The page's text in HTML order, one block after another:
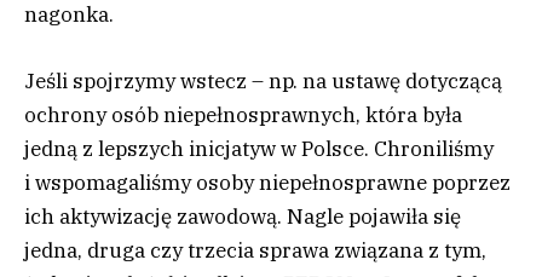
nagonka.
Jeśli spojrzymy wstecz – np. na ustawę dotyczącą
ochrony osób niepełnosprawnych, która była
jedną z lepszych inicjatyw w Polsce. Chroniliśmy
i wspomagaliśmy osoby niepełnosprawne poprzez
ich aktywizację zawodową. Nagle pojawiła się
jedna, druga czy trzecia sprawa związana z tym,